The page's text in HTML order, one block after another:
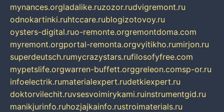
mynances.orgladalike.ruzozor.rudvigremont.ru
odnokartinki.ruhtccare.rublogizotovoy.ru
oysters-digital.ruo-remonte.orgremontdoma.com
myremont.orgportal-remonta.orgvyitikho.rumirjon.ru
superdeutsch.rumycrazystars.rufilosofyfree.com
mypetslife.orgwarren-buffett.orggreleon.comsp-or.ru
infoelectrik.rumaterialexpert.rudetkiexpert.ru
doktorvilechit.ruvsesvoimirykami.ruinstrumentgid.ru
manikjurinfo.ruhozjajkainfo.rustroimaterials.ru